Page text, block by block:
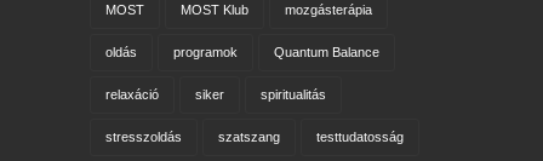
MOST MOST Klub mozgásterápia
oldás programok Quantum Balance
relaxáció siker spiritualitás
stresszoldás szatszang testtudatosság